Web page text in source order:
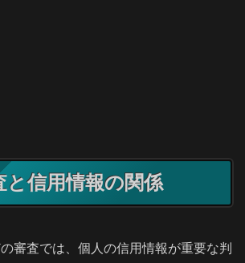
と信用情報の関係
審査では、個人の信用情報が重要な判